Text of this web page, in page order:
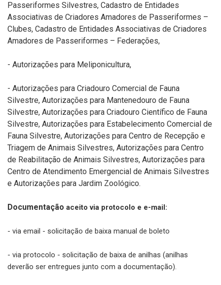
Passeriformes Silvestres, Cadastro de Entidades
Associativas de Criadores Amadores de Passeriformes –
Clubes, Cadastro de Entidades Associativas de Criadores
Amadores de Passeriformes – Federações,
- Autorizações para Meliponicultura,
- Autorizações para Criadouro Comercial de Fauna
Silvestre, Autorizações para Mantenedouro de Fauna
Silvestre, Autorizações para Criadouro Científico de Fauna
Silvestre, Autorizações para Estabelecimento Comercial de
Fauna Silvestre, Autorizações para Centro de Recepção e
Triagem de Animais Silvestres, Autorizações para Centro
de Reabilitação de Animais Silvestres, Autorizações para
Centro de Atendimento Emergencial de Animais Silvestres
e Autorizações para Jardim Zoológico.
Documentação aceito via protocolo e e-mail:
- via email - solicitação de baixa manual de boleto
- via protocolo - solicitação de baixa de anilhas (anilhas
deverão ser entregues junto com a documentação).